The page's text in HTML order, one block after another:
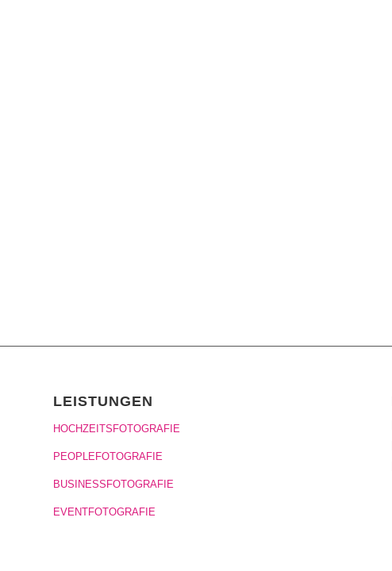
LEISTUNGEN
HOCHZEITSFOTOGRAFIE
PEOPLEFOTOGRAFIE
BUSINESSFOTOGRAFIE
EVENTFOTOGRAFIE